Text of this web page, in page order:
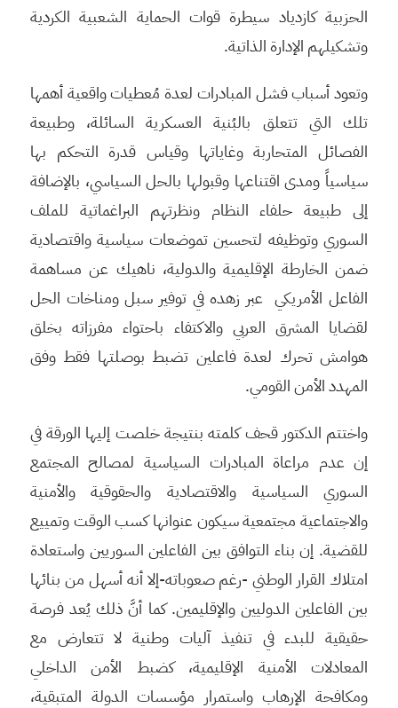
الحزبية كازدياد سيطرة قوات الحماية الشعبية الكردية
وتشكيلهم الإدارة الذاتية.
وتعود أسباب فشل المبادرات لعدة مُعطيات واقعية أهمها
تلك التي تتعلق بالبُنية العسكرية السائلة، وطبيعة
الفصائل المتحاربة وغاياتها وقياس قدرة التحكم بها
سياسياً ومدى اقتناعها وقبولها بالحل السياسي، بالإضافة
إلى طبيعة حلفاء النظام ونظرتهم البراغماتية للملف
السوري وتوظيفه لتحسين تموضعات سياسية واقتصادية
ضمن الخارطة الإقليمية والدولية، ناهيك عن مساهمة
الفاعل الأمريكي عبر زهده في توفير سبل ومناخات الحل
لقضايا المشرق العربي والاكتفاء باحتواء مفرزاته بخلق
هوامش تحرك لعدة فاعلين تضبط بوصلتها فقط وفق
المهدد الأمن القومي.
واختتم الدكتور قحف كلمته بنتيجة خلصت إليها الورقة في
إن عدم مراعاة المبادرات السياسية لمصالح المجتمع
السوري السياسية والاقتصادية والحقوقية والأمنية
والاجتماعية مجتمعية سيكون عنوانها كسب الوقت وتمييع
للقضية. إن بناء التوافق بين الفاعلين السوريين واستعادة
امتلاك القرار الوطني -رغم صعوباته-إلا أنه أسهل من بنائها
بين الفاعلين الدوليين والإقليمين. كما أنَّ ذلك يُعد فرصة
حقيقية للبدء في تنفيذ آليات وطنية لا تتعارض مع
المعادلات الأمنية الإقليمية، كضبط الأمن الداخلي
ومكافحة الإرهاب واستمرار مؤسسات الدولة المتبقية،